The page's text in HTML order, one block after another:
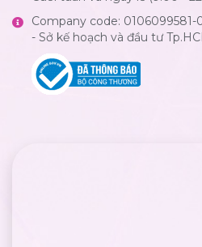
Company code:
- Sở kế hoạch và đầu tư